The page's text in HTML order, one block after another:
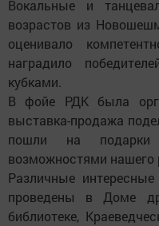
Вокальные и
возрастов из
оценивало
наградило
кубками.
В фойе РДК была
выставка-продажа
пошли на подарки
возможностями нашего
Различные
проведены в Доме
библиотеке,